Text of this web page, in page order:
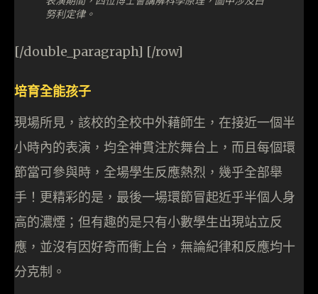
努利定律。
[/double_paragraph] [/row]
培育全能孩子
現場所見，該校的全校中外藉師生，在接近一個半
小時內的表演，均全神貫注於舞台上，而且每個環
節當可參與時，全場學生反應熱烈，幾乎全部舉
手！更精彩的是，最後一場環節冒起近乎半個人身
高的濃煙；但有趣的是只有小數學生出現站立反
應，並沒有因好奇而衝上台，無論紀律和反應均十
分克制。